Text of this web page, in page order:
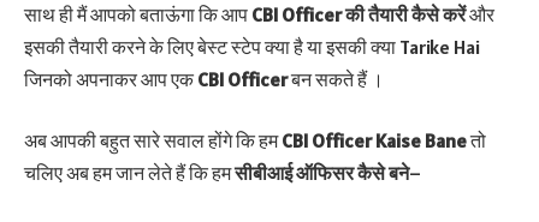
साथ ही मैं आपको बताऊंगा कि आप CBI Officerकी तैयारी कैसे करेंऔर
इसकी तैयारी करने के लिए बेस्ट स्टेप क्या है या इसकी क्या Tarike Hai
जिनको अपनाकर आप एकCBI Officerबन सकते हैं ।
अब आपकी बहुत सारे सवाल होंगे कि हमCBI Officer Kaise Baneतो
चलिए अब हम जान लेते हैं कि हमसीबीआई ऑफिसरकैसे बने–